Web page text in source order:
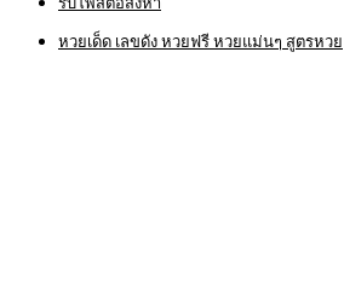
หวยเด็ด เลขดัง หวยฟรี หวยแม่นๆ สูตรหวย